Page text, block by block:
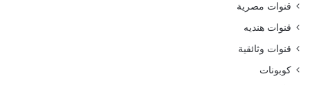
قنوات مصرية
قنوات هنديه
قنوات وثائقية
كوبونات